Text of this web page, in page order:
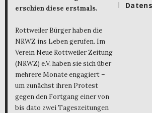
erschien diese erstmals.
Rottweiler Bürger haben die
NRWZ ins Leben gerufen. Im
Verein Neue Rottweiler Zeitung
(NRWZ) e.V. haben sie sich über
mehrere Monate engagiert –
um zunächst ihren Protest
gegen den Fortgang einer von
bis dato zwei Tageszeitungen